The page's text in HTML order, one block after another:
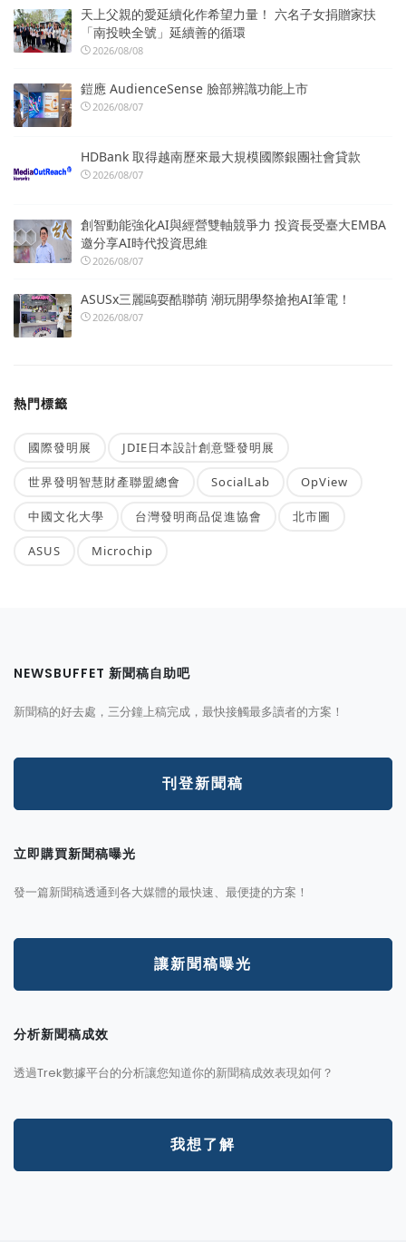
天上父親的愛延續化作希望力量！ 六名子女捐贈家扶
「南投映全號」延續善的循環
2026/08/08
鎧應 AudienceSense 臉部辨識功能上市
2026/08/07
HDBank 取得越南歷來最大規模國際銀團社會貸款
2026/08/07
創智動能強化AI與經營雙軸競爭力 投資長受臺大EMBA
邀分享AI時代投資思維
2026/08/07
ASUSx三麗鷗耍酷聯萌 潮玩開學祭搶抱AI筆電！
2026/08/07
熱門標籤
國際發明展 JDIE日本設計創意暨發明展
世界發明智慧財產聯盟總會 SocialLab OpView
中國文化大學 台灣發明商品促進協會 北市圖
ASUS Microchip
NEWSBUFFET 新聞稿自助吧
新聞稿的好去處，三分鐘上稿完成，最快接觸最多讀者的方案！
刊登新聞稿
立即購買新聞稿曝光
發一篇新聞稿透通到各大媒體的最快速、最便捷的方案！
讓新聞稿曝光
分析新聞稿成效
透過Trek數據平台的分析讓您知道你的新聞稿成效表現如何？
我想了解